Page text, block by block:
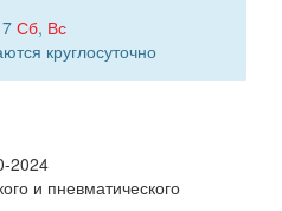
Сб, Вс
круглосуточно
2024
и пневматического